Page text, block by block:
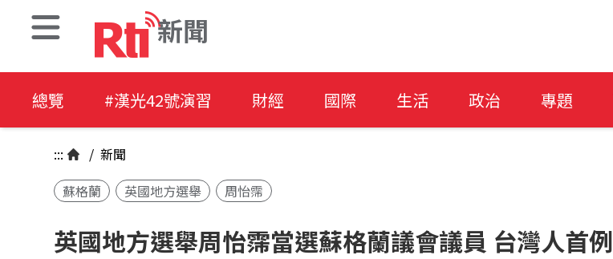
新聞
總覽 #漢光42號演習 財經 國際 生活 政治 專題
::: / 新聞
蘇格蘭
英國地方選舉 周怡霈
英國地方選舉周怡霈當選蘇格蘭議會議員 台灣人首例